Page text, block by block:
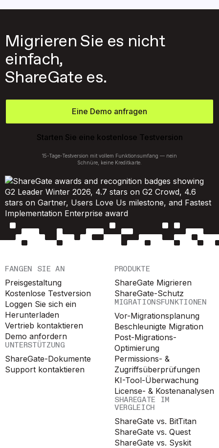
Migrieren Sie es nicht
einfach,
ShareGate es.
Eine Demo anfragen
Starten Sie eine kostenlose Testversion
15-Tage-Testversion mit vollem Funktionsumfang — nein
Schnüre, keine Kreditkarte.
FANGEN SIE AN
Preisgestaltung
Kostenlose Testversion
Loggen Sie sich ein
Herunterladen
Vertrieb kontaktieren
Demo anfordern
UNTERSTÜTZUNG
ShareGate-Dokumente
Support kontaktieren
PRODUKTE
ShareGate Migrieren
ShareGate-Schutz
MIGRATIONSFUNKTIONEN
Vor-Migrationsplanung
Beschleunigte Migration
Post-Migrations-
Optimierung
Permissions- &
Zugriffsüberprüfungen
KI-Tool-Überwachung
License- & Kostenanalysen
SHAREGATE IM
VERGLEICH
ShareGate vs. BitTitan
ShareGate vs. Quest
ShareGate vs. Syskit